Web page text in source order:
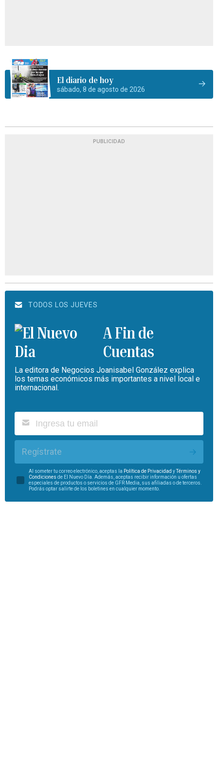
El diario de hoy
sábado, 8 de agosto de 2026
PUBLICIDAD
TODOS LOS JUEVES
A Fin de
Cuentas
La editora de Negocios Joanisabel González explica
los temas económicos más importantes a nivel local e
internacional.
Regístrate
Al someter tu correo electrónico, aceptas la Política de Privacidad yTérminos y
Condiciones de El Nuevo Día. Además, aceptas recibir información u ofertas
especiales de productos o servicios de GFR Media, sus afiliadas o de terceros.
Podrás optar salirte de los boletines en cualquier momento.